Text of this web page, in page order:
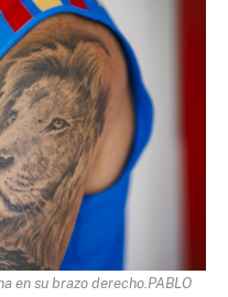
en su brazo derecho. PABLO